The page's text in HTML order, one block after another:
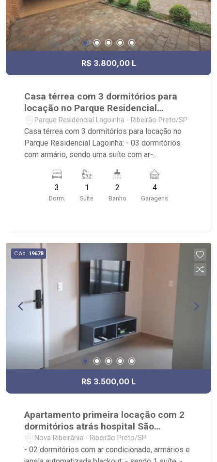
R$ 3.800,00 L
Casa térrea com 3 dormitórios para
locação no Parque Residencial
Lagoinha
Parque Residencial Lagoinha - Ribeirão Preto/SP
Casa térrea com 3 dormitórios para locação no
Parque Residencial Lagoinha: - 03 dormitórios
com armário, sendo uma suíte com ar-
espelho e box; - Sala de Jantar; - Sala de Estar; -
Sala dois ambientes; - Cozinha planejada; -
Varanda gourmet; - Churrasqueira; - Quintal
Fundação Penteado, Copacabana motel e Trevus
Bar e Lanchonete.
3
Dorm.
1
Suite
2
Banho
4
Garagens
Cód. 19678
R$ 3.500,00 L
Apartamento primeira locação com 2
dormitórios atrás hospital São
Francisco
Nova Ribeirânia - Ribeirão Preto/SP
- 02 dormitórios com ar condicionado, armários e